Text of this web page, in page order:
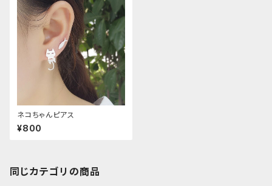
ネコちゃんピアス
¥800
同じカテゴリの商品